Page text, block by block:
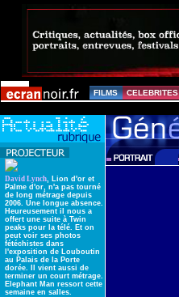
FILMS CELEBRITES
David Lynch, Lion d'or et
Palme d'or, n'a pas tourné
de long métrage depuis
2006. Une longue absence.
Heureusement il nous a
offert une suite à Twin
peaks pour la télé. Et on
peut voir ses photos
fétéchistes dans
l'exposition de Louboutin
au Palais de la Porte
dorée. Il vient aussi de
terminer un court métrage.
Elephant Man ressort cette
semaine en salles.